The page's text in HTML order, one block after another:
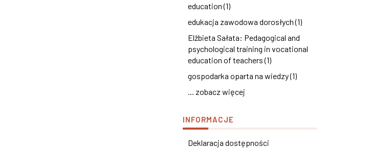
education (1)
edukacja zawodowa dorosłych (1)
Elżbieta Sałata: Pedagogical and
psychological training in vocational
education of teachers (1)
gospodarka oparta na wiedzy (1)
... zobacz więcej
INFORMACJE
Deklaracja dostępności